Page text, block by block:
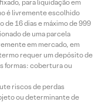
para liquidação em
é livremente escolhido
16 dias e máximo de 999
de uma parcela
em mercado, em
requer um depósito de
formas: cobertura ou
riscos de perdas
ou determinante de